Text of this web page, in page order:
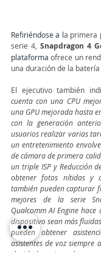
Refiriéndose a la primera
serie 4, Snapdragon 4
plataforma ofrece un
una duración de la
El ejecutivo también
cuenta con una CPU
una GPU mejorada hasta
con la generación
usuarios realizar varias
un entretenimiento
de cámara de primera
un triple ISP y Reducción
obtener fotos nítidas y
también pueden capturar
mejores de la serie
Qualcomm AI Engine
dispositivo sean más
pueden obtener
asistentes de voz siempre
claridad gracias a la